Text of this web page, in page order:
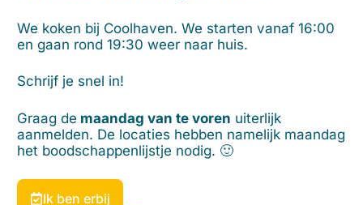
We koken bij Coolhaven. We starten vanaf 16:00
en gaan rond 19:30 weer naar huis.
Schrijf je snel in!
Graag de maandag van te voren uiterlijk
aanmelden. De locaties hebben namelijk maandag
het boodschappenlijstje nodig. 🙂
Ik ben erbij